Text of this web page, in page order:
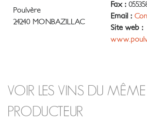
Poulvère
24240 MONBAZILLAC
Fax :
Email :
Site web :
VOIR LES VINS DU MÊME
PRODUCTEUR